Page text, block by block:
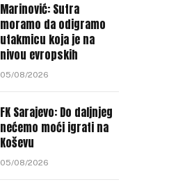
Marinović: Sutra
moramo da odigramo
utakmicu koja je na
nivou evropskih
05/08/2026
FK Sarajevo: Do daljnjeg
nećemo moći igrati na
Koševu
05/08/2026